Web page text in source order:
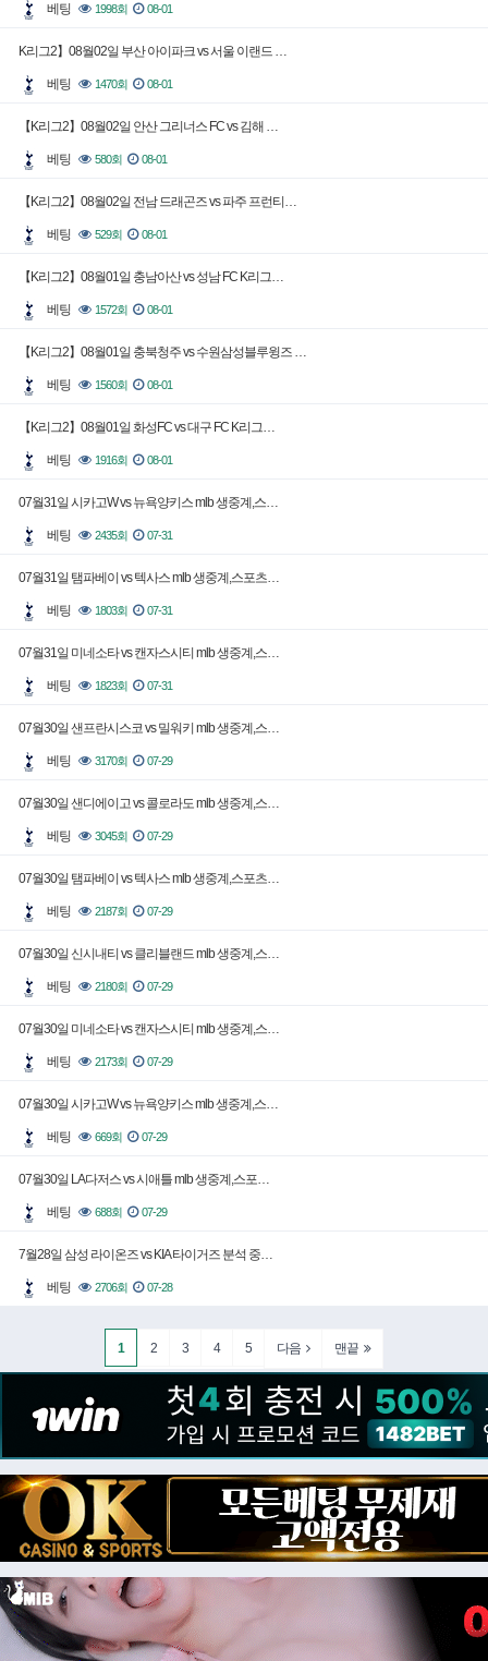
베팅 1998회 08-01
K리그2】08월02일 부산 아이파크 vs 서울 이랜드 …
베팅 1470회 08-01
【K리그2】08월02일 안산 그리너스 FC vs 김해 …
베팅 580회 08-01
【K리그2】08월02일 전남 드래곤즈 vs 파주 프런티…
베팅 529회 08-01
【K리그2】08월01일 충남아산 vs 성남 FC K리그…
베팅 1572회 08-01
【K리그2】08월01일 충북청주 vs 수원삼성블루윙즈 …
베팅 1560회 08-01
【K리그2】08월01일 화성FC vs 대구 FC K리그…
베팅 1916회 08-01
07월31일 시카고W vs 뉴욕양키스 mlb 생중계,스…
베팅 2435회 07-31
07월31일 탬파베이 vs 텍사스 mlb 생중계,스포츠…
베팅 1803회 07-31
07월31일 미네소타 vs 캔자스시티 mlb 생중계,스…
베팅 1823회 07-31
07월30일 샌프란시스코 vs 밀워키 mlb 생중계,스…
베팅 3170회 07-29
07월30일 샌디에이고 vs 콜로라도 mlb 생중계,스…
베팅 3045회 07-29
07월30일 탬파베이 vs 텍사스 mlb 생중계,스포츠…
베팅 2187회 07-29
07월30일 신시내티 vs 클리블랜드 mlb 생중계,스…
베팅 2180회 07-29
07월30일 미네소타 vs 캔자스시티 mlb 생중계,스…
베팅 2173회 07-29
07월30일 시카고W vs 뉴욕양키스 mlb 생중계,스…
베팅 669회 07-29
07월30일 LA다저스 vs 시애틀 mlb 생중계,스포…
베팅 688회 07-29
7월28일 삼성 라이온즈 vs KIA 타이거즈 분석 중…
베팅 2706회 07-28
1 2 3 4 5 다음 맨끝